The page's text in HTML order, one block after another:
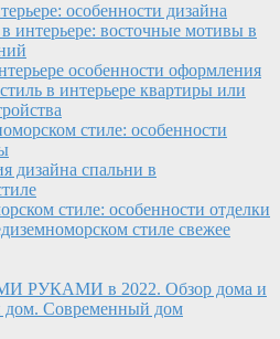
особенности дизайна
интерьере: восточные мотивы в
особенности оформления
в интерьере квартиры или
стиле: особенности
дизайна спальни в
стиле: особенности отделки
стиле свежее
РУКАМИ в 2022. Обзор дома и
дом. Современный дом